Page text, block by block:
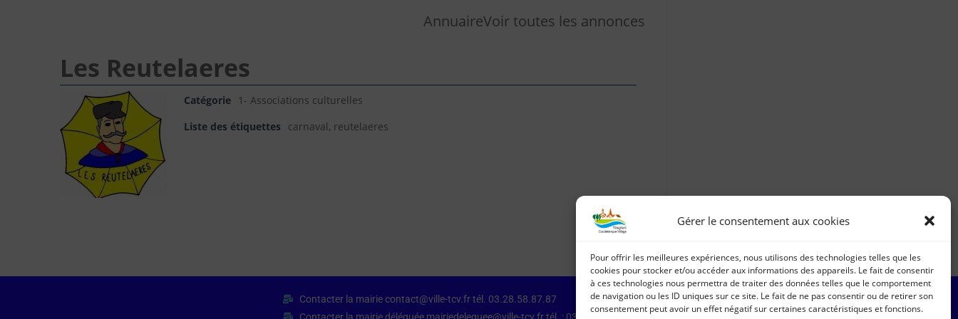
Gérer le consentement aux cookies
Pour offrir les meilleures expériences, nous utilisons des technologies telles que les
cookies pour stocker et/ou accéder aux informations des appareils. Le fait de consentir
à ces technologies nous permettra de traiter des données telles que le comportement
de navigation ou les ID uniques sur ce site. Le fait de ne pas consentir ou de retirer son
consentement peut avoir un effet négatif sur certaines caractéristiques et fonctions.
AnnuaireVoir toutes les annonces
Les Reutelaeres
Catégorie
1- Associations culturelles
Liste des étiquettes
carnaval, reutelaeres
Contacter la mairie contact@ville-tcv.fr tél. 03.28.58.87.87